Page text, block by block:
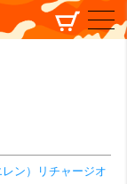
ン）リチャージオ